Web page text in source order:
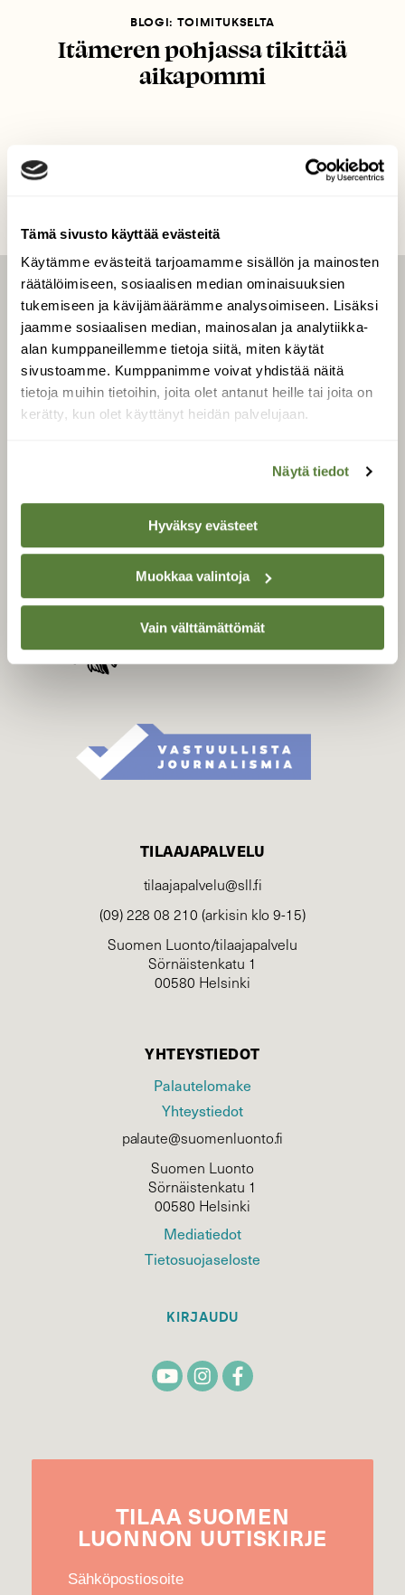
Tämä sivusto käyttää evästeitä
Käytämme evästeitä tarjoamamme sisällön ja mainosten
räätälöimiseen, sosiaalisen median ominaisuuksien
tukemiseen ja kävijämäärämme analysoimiseen. Lisäksi
jaamme sosiaalisen median, mainosalan ja analytiikka-
alan kumppaneillemme tietoja siitä, miten käytät
sivustoamme. Kumppanimme voivat yhdistää näitä
tietoja muihin tietoihin, joita olet antanut heille tai joita on
kerätty, kun olet käyttänyt heidän palvelujaan.
Näytä tiedot
Hyväksy evästeet
Muokkaa valintoja
Vain välttämättömät
BLOGI: TOIMITUKSELTA
Itämeren pohjassa tikittää
aikapommi
LEHTI
Uusin lehti
Tilaa Suomen Luonto
Tilaa digilukuoikeus
Äänestä parasta juttua
SUOMEN LUONNON­
Suomen Luonto -lehden
kustantaja onSuomen
luonnonsuojelu­liitto.
TILAAJAPALVELU
tilaajapalvelu@sll.fi
(09) 228 08 210 (arkisin klo 9-15)
Suomen Luonto/tilaajapalvelu
Sörnäistenkatu 1
00580 Helsinki
YHTEYSTIEDOT
Palautelomake
Yhteystiedot
palaute@suomenluonto.fi
Suomen Luonto
Sörnäistenkatu 1
00580 Helsinki
Mediatiedot
Tietosuojaseloste
KIRJAUDU
TILAA SUOMEN
LUONNON UUTIS­KIRJE
Sähköpostiosoite